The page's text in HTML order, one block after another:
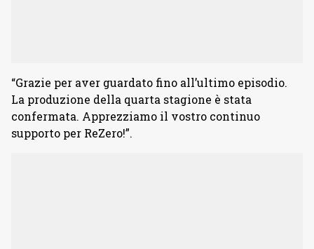
“Grazie per aver guardato fino all’ultimo episodio.
La produzione della quarta stagione è stata
confermata. Apprezziamo il vostro continuo
supporto per ReZero!”.